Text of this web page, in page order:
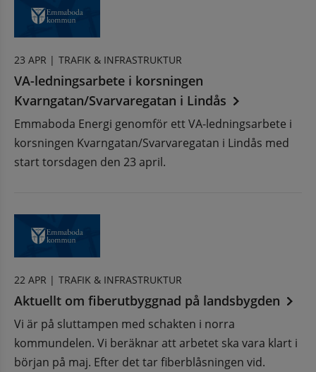
23 APR | TRAFIK & INFRASTRUKTUR
VA-ledningsarbete i korsningen
Kvarngatan/Svarvaregatan i Lindås
Emmaboda Energi genomför ett VA-ledningsarbete i
korsningen Kvarngatan/Svarvaregatan i Lindås med
start torsdagen den 23 april.
22 APR | TRAFIK & INFRASTRUKTUR
Aktuellt om fiberutbyggnad på landsbygden
Vi är på sluttampen med schakten i norra
kommundelen. Vi beräknar att arbetet ska vara klart i
början på maj. Efter det tar fiberblåsningen vid.